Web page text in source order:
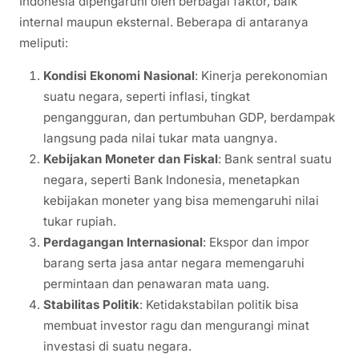
internal maupun eksternal. Beberapa di antaranya
meliputi:
Kondisi Ekonomi Nasional: Kinerja perekonomian
suatu negara, seperti inflasi, tingkat
pengangguran, dan pertumbuhan GDP, berdampak
langsung pada nilai tukar mata uangnya.
Kebijakan Moneter dan Fiskal: Bank sentral suatu
negara, seperti Bank Indonesia, menetapkan
kebijakan moneter yang bisa memengaruhi nilai
tukar rupiah.
Perdagangan Internasional: Ekspor dan impor
barang serta jasa antar negara memengaruhi
permintaan dan penawaran mata uang.
Stabilitas Politik: Ketidakstabilan politik bisa
membuat investor ragu dan mengurangi minat
investasi di suatu negara.